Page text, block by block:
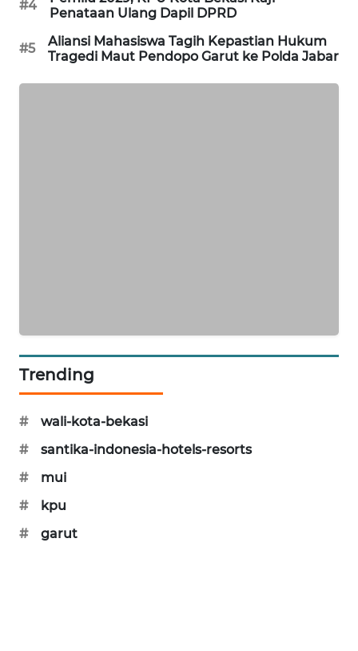
#4
Penataan Ulang Dapil DPRD
#5
Aliansi Mahasiswa Tagih Kepastian Hukum
Tragedi Maut Pendopo Garut ke Polda Jabar
Trending
#
wali-kota-bekasi
#
santika-indonesia-hotels-resorts
#
mui
#
kpu
#
garut